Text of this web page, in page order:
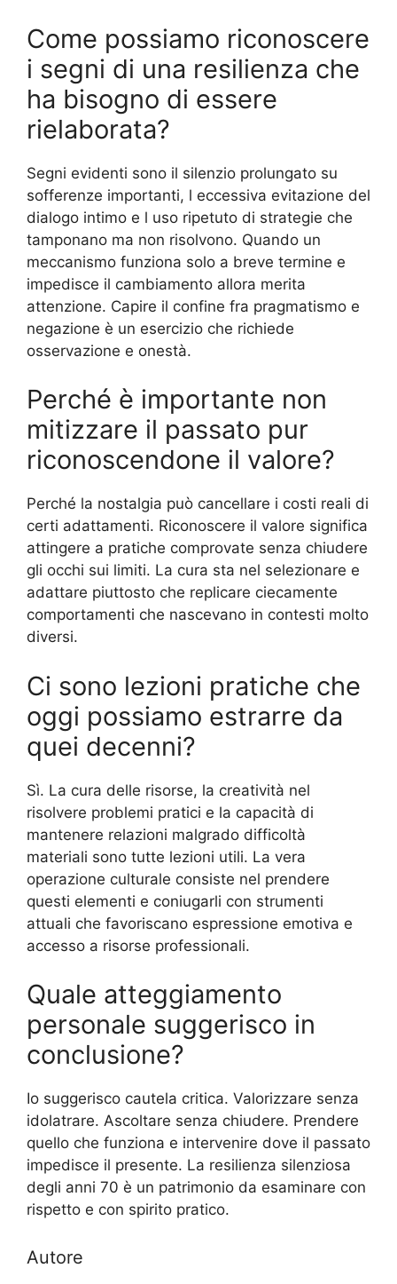
Come possiamo riconoscere
i segni di una resilienza che
ha bisogno di essere
rielaborata?
Segni evidenti sono il silenzio prolungato su
sofferenze importanti, l eccessiva evitazione del
dialogo intimo e l uso ripetuto di strategie che
tamponano ma non risolvono. Quando un
meccanismo funziona solo a breve termine e
impedisce il cambiamento allora merita
attenzione. Capire il confine fra pragmatismo e
negazione è un esercizio che richiede
osservazione e onestà.
Perché è importante non
mitizzare il passato pur
riconoscendone il valore?
Perché la nostalgia può cancellare i costi reali di
certi adattamenti. Riconoscere il valore significa
attingere a pratiche comprovate senza chiudere
gli occhi sui limiti. La cura sta nel selezionare e
adattare piuttosto che replicare ciecamente
comportamenti che nascevano in contesti molto
diversi.
Ci sono lezioni pratiche che
oggi possiamo estrarre da
quei decenni?
Sì. La cura delle risorse, la creatività nel
risolvere problemi pratici e la capacità di
mantenere relazioni malgrado difficoltà
materiali sono tutte lezioni utili. La vera
operazione culturale consiste nel prendere
questi elementi e coniugarli con strumenti
attuali che favoriscano espressione emotiva e
accesso a risorse professionali.
Quale atteggiamento
personale suggerisco in
conclusione?
Io suggerisco cautela critica. Valorizzare senza
idolatrare. Ascoltare senza chiudere. Prendere
quello che funziona e intervenire dove il passato
impedisce il presente. La resilienza silenziosa
degli anni 70 è un patrimonio da esaminare con
rispetto e con spirito pratico.
Autore